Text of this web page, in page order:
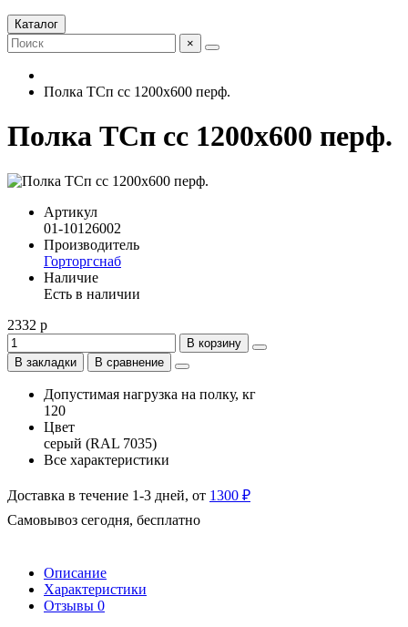
Каталог
×
Полка ТСп сс 1200х600 перф.
Полка ТСп сс 1200х600 перф.
Артикул
01-10126002
Производитель
Горторгснаб
Наличие
Есть в наличии
2332 р
В корзину
В закладки
В сравнение
Допустимая нагрузка на полку, кг
120
Цвет
серый (RAL 7035)
Все характеристики
Доставка в течение 1-3 дней, от 1300 ₽
Самовывоз сегодня, бесплатно
Описание
Характеристики
Отзывы 0